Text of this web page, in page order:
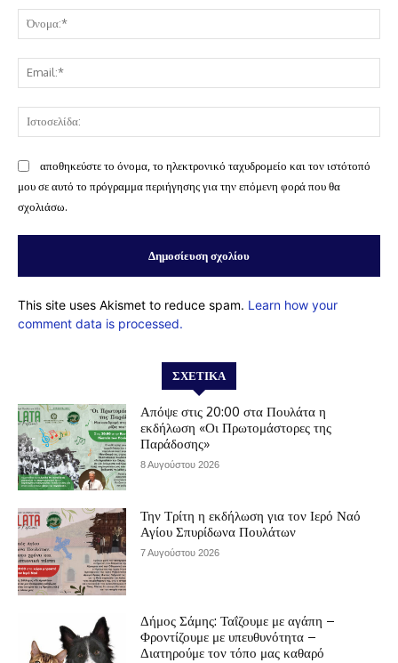
αποθηκεύστε το όνομα, το ηλεκτρονικό ταχυδρομείο και τον ιστότοπό
μου σε αυτό το πρόγραμμα περιήγησης για την επόμενη φορά που θα
σχολιάσω.
This site uses Akismet to reduce spam. Learn how your
comment data is processed.
ΣΧΕΤΙΚΆ
Απόψε στις 20:00 στα Πουλάτα η
εκδήλωση «Οι Πρωτομάστορες της
Παράδοσης»
8 Αυγούστου 2026
Την Τρίτη η εκδήλωση για τον Ιερό Ναό
Αγίου Σπυρίδωνα Πουλάτων
7 Αυγούστου 2026
Δήμος Σάμης: Ταΐζουμε με αγάπη –
Φροντίζουμε με υπευθυνότητα –
Διατηρούμε τον τόπο μας καθαρό